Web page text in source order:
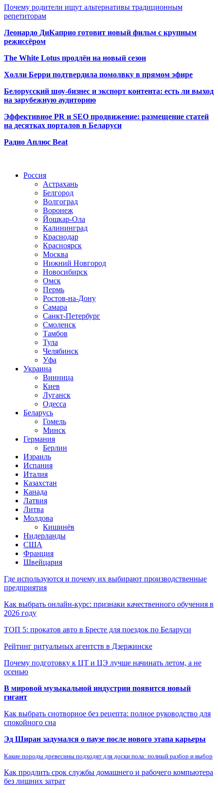
Почему родители ищут альтернативы традиционным
репетиторам
Леонардо ДиКаприо готовит новый фильм с крупным
режиссёром
The White Lotus продлён на новый сезон
Холли Берри подтвердила помолвку в прямом эфире
Белорусский шоу-бизнес и экспорт контента: есть ли выход
на зарубежную аудиторию
Эффективное PR и SEO продвижение: размещение статей
на десятках порталов в Беларуси
Радио Аплюс Beat
Россия
Астрахань
Белгород
Волгоград
Воронеж
Йошкар-Ола
Калининград
Краснодар
Красноярск
Москва
Нижний Новгород
Новосибирск
Омск
Пермь
Ростов-на-Дону
Самара
Санкт-Петербург
Смоленск
Тамбов
Тула
Челябинск
Уфа
Украина
Винница
Киев
Луганск
Одесса
Беларусь
Гомель
Минск
Германия
Берлин
Израиль
Испания
Италия
Казахстан
Канада
Латвия
Литва
Молдова
Кишинёв
Нидерланды
США
Франция
Швейцария
Где используются и почему их выбирают производственные
предприятия
Как выбрать онлайн-курс: признаки качественного обучения в
2026 году
ТОП 5: прокатов авто в Бресте для поездок по Беларуси
Рейтинг ритуальных агентств в Дзержинске
Почему подготовку к ЦТ и ЦЭ лучше начинать летом, а не
осенью
В мировой музыкальной индустрии появится новый
гигант
Как выбрать снотворное без рецепта: полное руководство для
спокойного сна
Эд Ширан задумался о паузе после нового этапа карьеры
Какие породы древесины подходят для доски пола: полный разбор и выбор
Как продлить срок службы домашнего и рабочего компьютера
без лишних затрат